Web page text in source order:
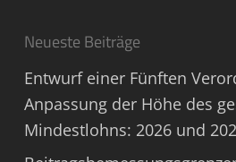
Neueste Beiträge
Entwurf einer Fünften
Anpassung der Höhe des
Mindestlohns: 2026 und